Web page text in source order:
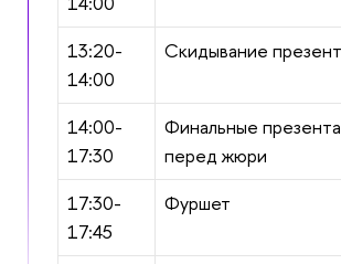
13:20-
14:00
Скидывание
14:00-
17:30
Финальные
перед жюри
17:30-
17:45
Фуршет